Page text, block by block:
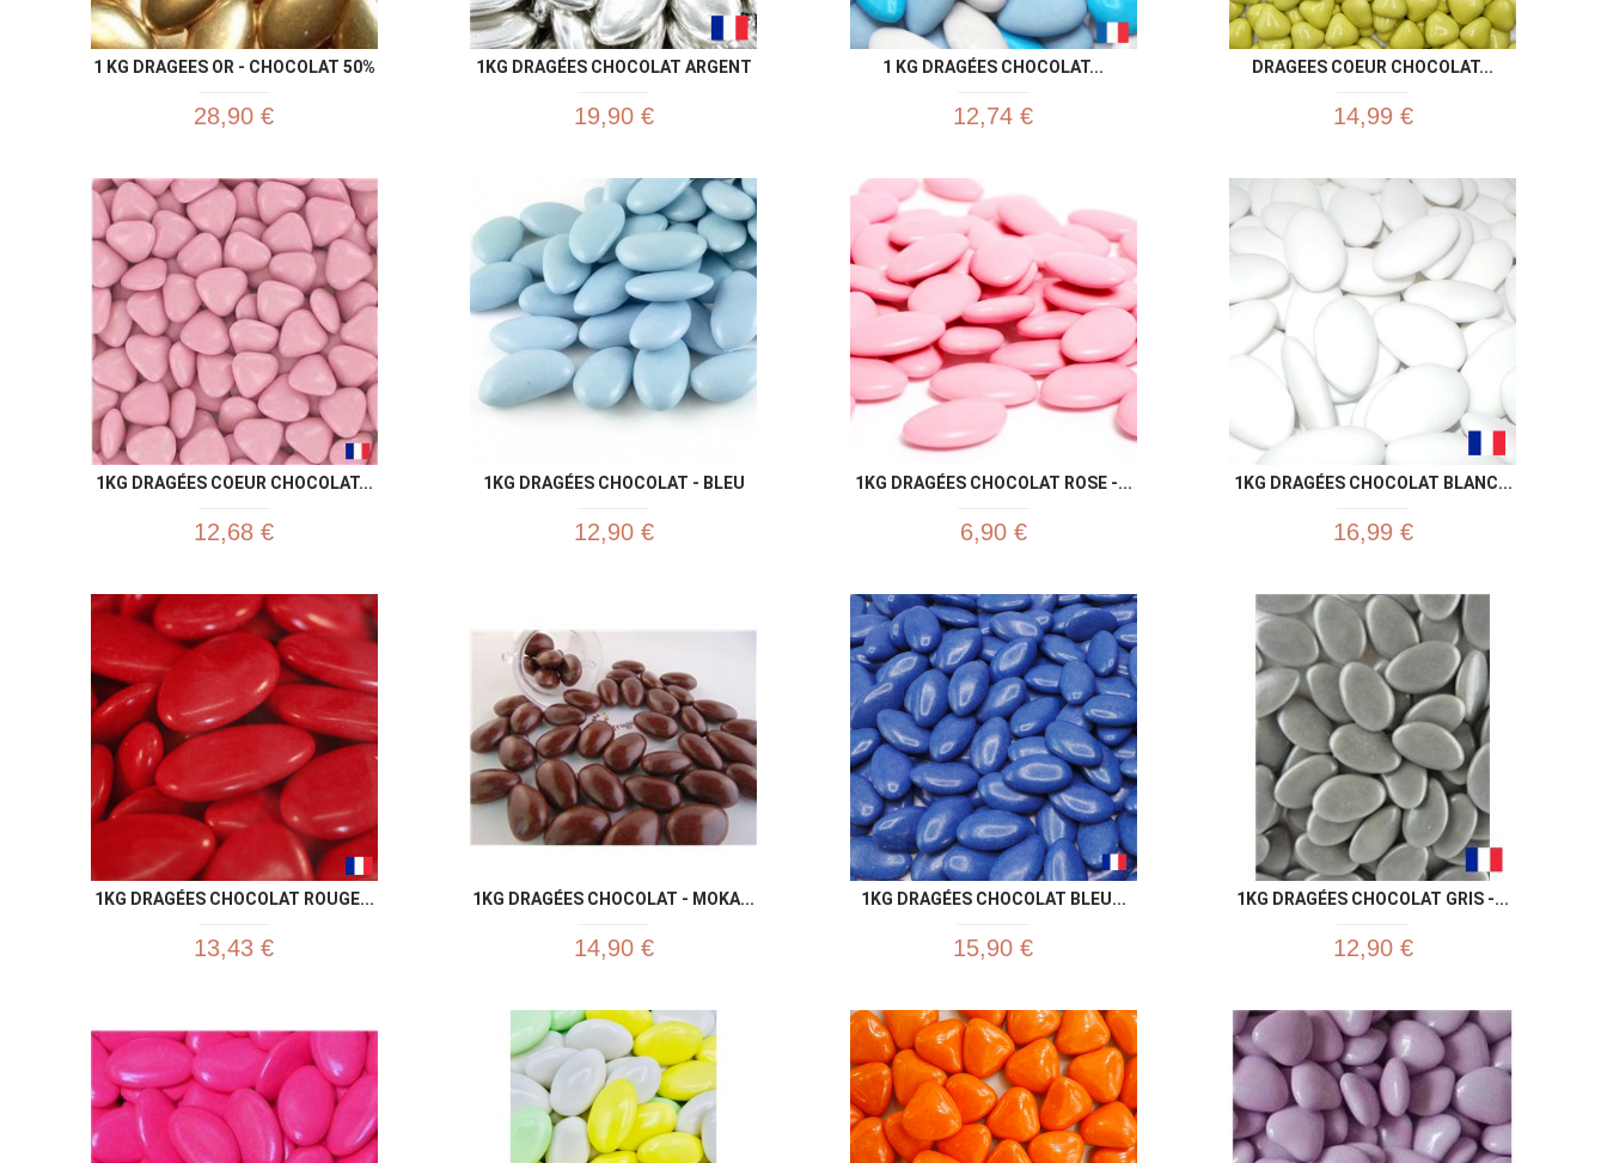
1 KG DRAGEES OR - CHOCOLAT 50%
28,90 €
1KG DRAGÉES CHOCOLAT ARGENT
19,90 €
1 KG DRAGÉES CHOCOLAT...
12,74 €
DRAGEES COEUR CHOCOLAT...
14,99 €
1KG DRAGÉES COEUR CHOCOLAT...
12,68 €
Aperçu rapide
1KG DRAGÉES CHOCOLAT - BLEU
12,90 €
Aperçu rapide
1KG DRAGÉES CHOCOLAT ROSE -...
6,90 €
 Aperçu rapide
1KG DRAGÉES CHOCOLAT BLANC...
16,99 €
1KG DRAGÉES CHOCOLAT ROUGE...
13,43 €
Aperçu rapide
1KG DRAGÉES CHOCOLAT - MOKA...
14,90 €
Aperçu rapide
1KG DRAGÉES CHOCOLAT BLEU...
15,90 €
 Aperçu rapide
1KG DRAGÉES CHOCOLAT GRIS -...
12,90 €
Aperçu rapide Aperçu rapide Aperçu rapide